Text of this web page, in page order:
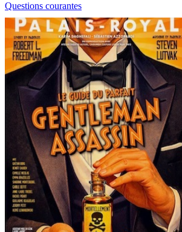
Questions courantes